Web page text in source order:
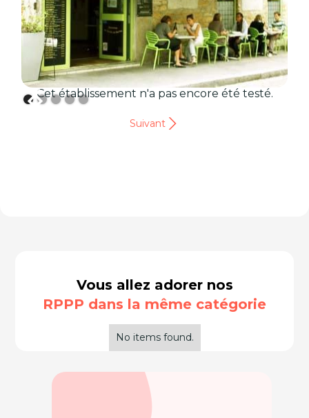
Cet établissement n'a pas encore été testé.
Suivant
Vous allez adorer nos
RPPP dans la même catégorie
No items found.